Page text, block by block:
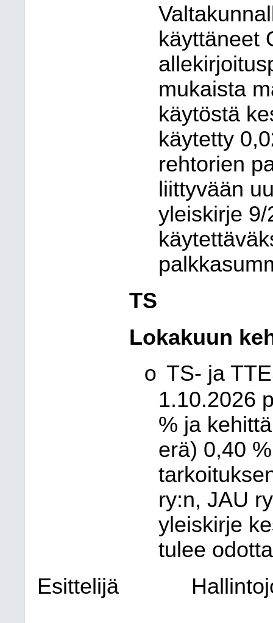
käyttäneet
mukaista
käytöstä
käytetty
rehtorien
liittyvään
yleiskirje
TS
Lokakuun
o TS- ja
1.10.2026
% ja
erä) 0,40
ry:n, JAU
yleiskirje
tulee
Esittelijä